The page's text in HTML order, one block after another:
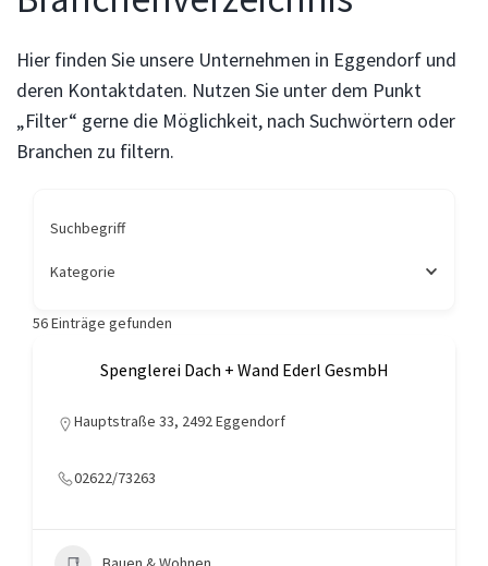
Hier finden Sie unsere Unternehmen in Eggendorf und
deren Kontaktdaten. Nutzen Sie unter dem Punkt
„Filter“ gerne die Möglichkeit, nach Suchwörtern oder
Branchen zu filtern.
Suchbegriff
Kategorie
56Einträge gefunden
Spenglerei Dach + Wand Ederl GesmbH
Hauptstraße 33, 2492 Eggendorf
02622/73263